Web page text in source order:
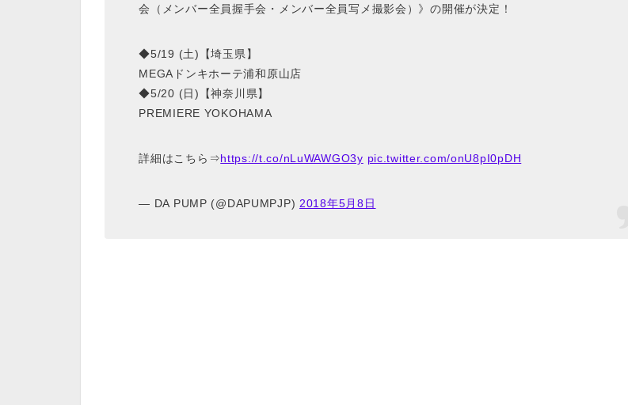
会（メンバー全員握手会・メンバー全員写メ撮影会）》の開催が決定！
◆5/19 (土)【埼玉県】
MEGAドンキホーテ浦和原山店
◆5/20 (日)【神奈川県】
PREMIERE YOKOHAMA
詳細はこちら⇒https://t.co/nLuWAWGO3y pic.twitter.com/onU8pI0pDH
— DA PUMP (@DAPUMPJP) 2018年5月8日